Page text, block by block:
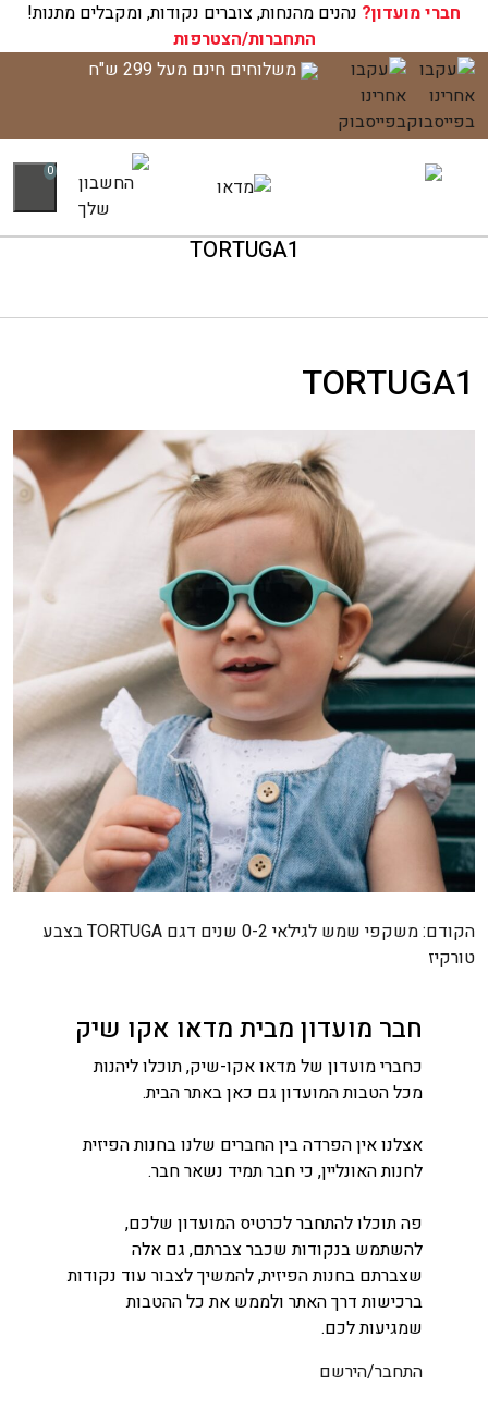
חברי מועדון? נהנים מהנחות, צוברים נקודות, ומקבלים מתנות!
התחברות/הצטרפות
דלג
לתוכן
משלוחים חינם מעל 299 ש"ח
0
TORTUGA1
TORTUGA1
ניווט
הקודם:
משקפי שמש לגילאי 0-2 שנים דגם TORTUGA בצבע
טורקיז
חבר מועדון מבית מדאו אקו שיק
כחברי מועדון של מדאו אקו-שיק, תוכלו ליהנות
מכל הטבות המועדון גם כאן באתר הבית.
אצלנו אין הפרדה בין החברים שלנו בחנות הפיזית
לחנות האונליין, כי חבר תמיד נשאר חבר.
פה תוכלו להתחבר לכרטיס המועדון שלכם,
להשתמש בנקודות שכבר צברתם, גם אלה
שצברתם בחנות הפיזית, להמשיך לצבור עוד נקודות
ברכישות דרך האתר ולממש את כל ההטבות
שמגיעות לכם.
התחבר/הירשם